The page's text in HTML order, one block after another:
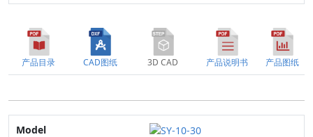
产品目录 CAD图纸 3D CAD 产品说明书 产品图纸
Model